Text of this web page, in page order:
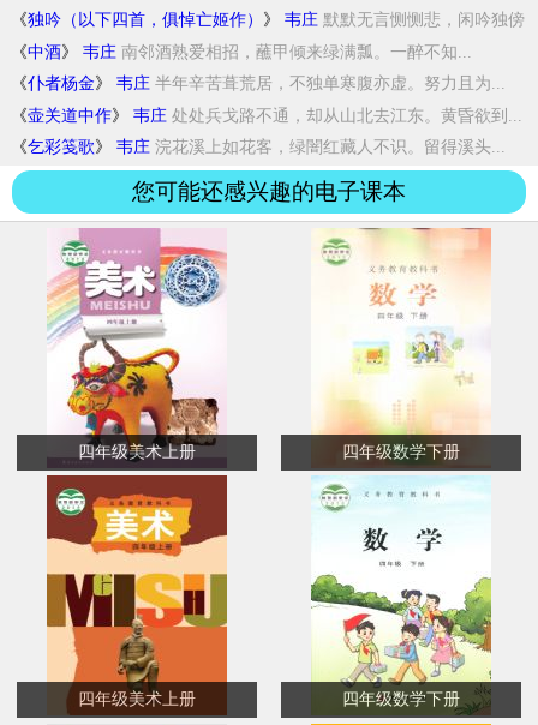
《独吟（以下四首，俱悼亡姬作） 》 韦庄 默默无言恻恻悲，闲吟独傍
菊花篱。只今已作...
《中酒》 韦庄 南邻酒熟爱相招，蘸甲倾来绿满瓢。一醉不知...
《仆者杨金》 韦庄 半年辛苦葺荒居，不独单寒腹亦虚。努力且为...
《壶关道中作》 韦庄 处处兵戈路不通，却从山北去江东。黄昏欲到...
《乞彩笺歌》 韦庄 浣花溪上如花客，绿闇红藏人不识。留得溪头...
您可能还感兴趣的电子课本
四年级美术上册 四年级数学下册
四年级美术上册 四年级数学下册